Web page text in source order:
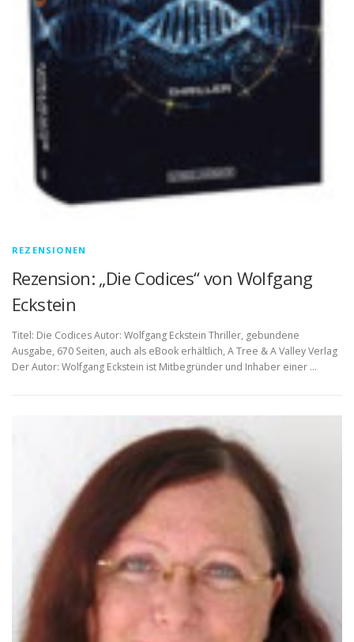
REZENSIONEN
Rezension: „Die Codices“ von Wolfgang
Eckstein
Titel: Die Codices Autor: Wolfgang Eckstein Thriller, gebundene
Ausgabe, 670 Seiten, auch als eBook erhältlich, A Tree & A Valley Verlag
Der Autor: Wolfgang Eckstein ist Mitbegründer und Inhaber einer …